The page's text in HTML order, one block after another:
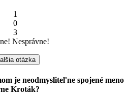
1
0
3
Nesprávne!
otázka
je neodmysliteľne spojené meno
Kroták?